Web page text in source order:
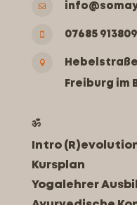

 07685

Freiburg im
ॐ
Intro
Kursplan
Yogalehrer